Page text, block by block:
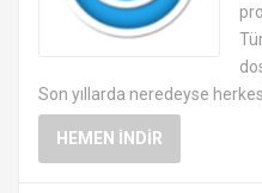
Son yıllarda neredeyse
HEMEN İNDIR